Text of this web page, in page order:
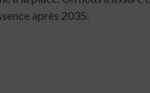
après 2035.